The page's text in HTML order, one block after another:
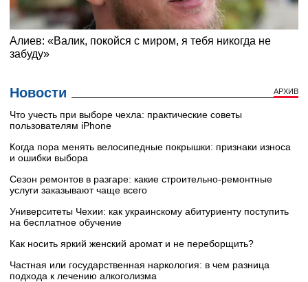
Новости АРХИВ
Что учесть при выборе чехла: практические советы
пользователям iPhone
Когда пора менять велосипедные покрышки: признаки износа
и ошибки выбора
Сезон ремонтов в разгаре: какие строительно-ремонтные
услуги заказывают чаще всего
Университеты Чехии: как украинскому абитуриенту поступить
на бесплатное обучение
Как носить яркий женский аромат и не переборщить?
Частная или государственная наркология: в чем разница
подхода к лечению алкоголизма